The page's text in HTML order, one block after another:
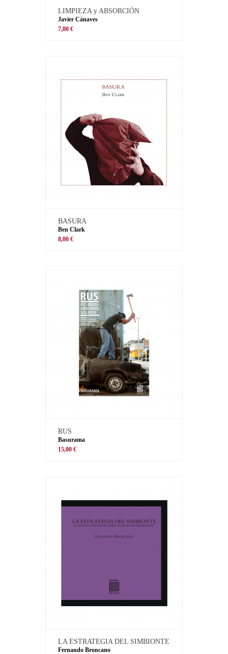
LIMPIEZA y ABSORCIÓN
Javier Cánaves
7,00 €
BASURA
Ben Clark
8,00 €
RUS
Basurama
15,00 €
LA ESTRATEGIA DEL SIMBIONTE
Fernando Broncano